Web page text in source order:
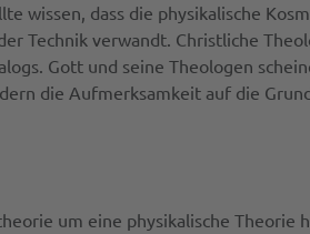
wissen, dass die physikalische
Technik verwandt. Christliche
Gott und seine Theologen
die Aufmerksamkeit auf die
um eine physikalische